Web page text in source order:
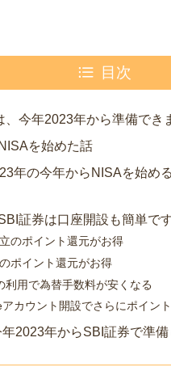
目次
、今年2023年から準備でき
を始めた話
年の今年からNISAを始め
証券は口座開設も簡単で
のポイント還元がお得
ポイント還元がお得
利用で為替手数料が安くなる
カウント開設でさらにポイン
2023年からSBI証券で準備